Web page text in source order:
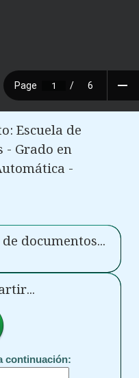
Escuela de
Grado en
-
documentos...
continuación: